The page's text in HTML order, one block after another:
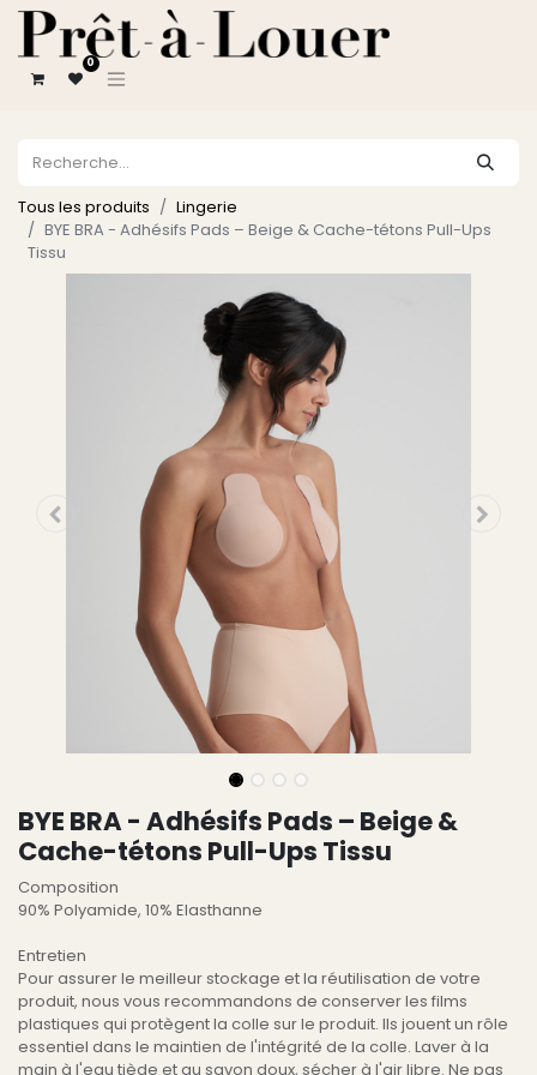
0
Tous les produits
Lingerie
BYE BRA - Adhésifs Pads – Beige & Cache-tétons Pull-Ups
Tissu
BYE BRA - Adhésifs Pads – Beige &
Cache-tétons Pull-Ups Tissu
Composition
90% Polyamide, 10% Elasthanne
Entretien
Pour assurer le meilleur stockage et la réutilisation de votre
produit, nous vous recommandons de conserver les films
plastiques qui protègent la colle sur le produit. Ils jouent un rôle
essentiel dans le maintien de l'intégrité de la colle. Laver à la
main à l'eau tiède et au savon doux, sécher à l'air libre. Ne pas